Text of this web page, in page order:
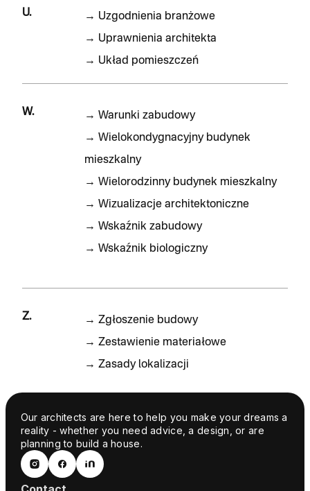
U. → Uzgodnienia branżowe
→ Uprawnienia architekta
→ Układ pomieszczeń
W. → Warunki zabudowy
→ Wielokondygnacyjny budynek
mieszkalny
→ Wielorodzinny budynek mieszkalny
→ Wizualizacje architektoniczne
→ Wskaźnik zabudowy
→ Wskaźnik biologiczny
Z. → Zgłoszenie budowy
→ Zestawienie materiałowe
→ Zasady lokalizacji
Our architects are here to help you make your dreams a
reality - whether you need advice, a design, or are
planning to build a house.